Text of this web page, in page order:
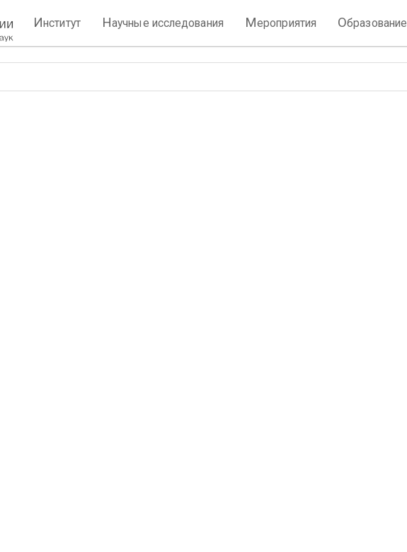
Институт Научные исследования Мероприятия Образование